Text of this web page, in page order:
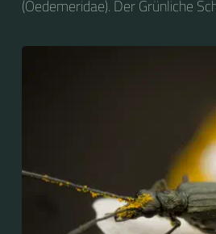
(Oedemeridae). Der Grünliche
Scheinbockkäfer (Oedemera